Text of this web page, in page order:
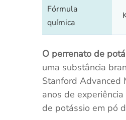
Fórmula
química
O perrenato de
uma substância
Stanford Advanced
anos de
de potássio em pó